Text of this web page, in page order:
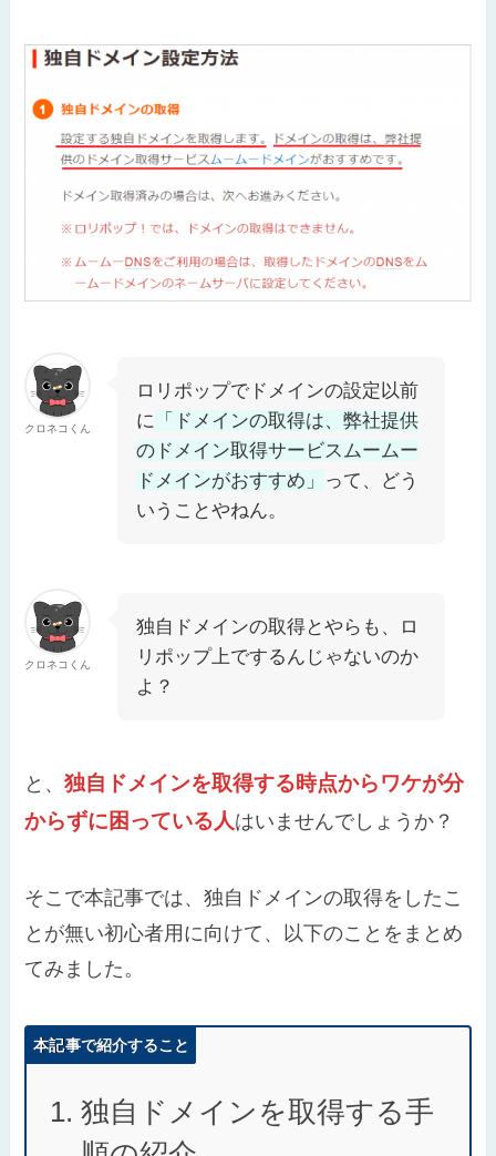
クロネコくん
ロリポップでドメインの設定以前
に 「ドメインの取得は、弊社提供
のドメイン取得サービスムームー
ドメインがおすすめ」 って、どう
いうことやねん。
クロネコくん
独自ドメインの取得とやらも、ロ
リポップ上でするんじゃないのか
よ？
と、独自ドメインを取得する時点からワケが分
からずに困っている人 はいませんでしょうか？
そこで本記事では、独自ドメインの取得をしたこ
とが無い初心者用に向けて、以下のことをまとめ
てみました。
本記事で紹介すること
独自ドメインを取得する手